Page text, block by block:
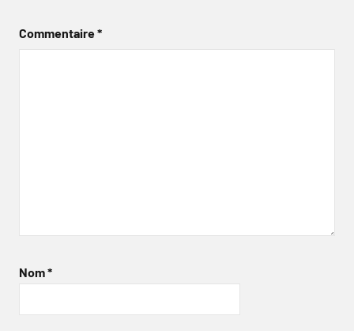
Commentaire*
Nom*